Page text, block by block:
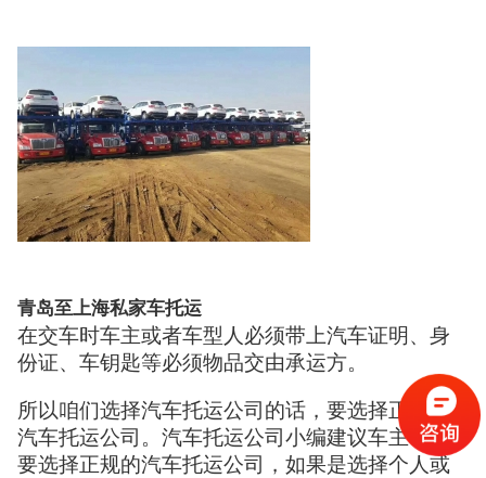
青岛至上海私家车托运
在交车时车主或者车型人必须带上汽车证明、身
份证、车钥匙等必须物品交由承运方。
所以咱们选择汽车托运公司的话，要选择正规的
汽车托运公司。汽车托运公司小编建议车主一定
要选择正规的汽车托运公司，如果是选择个人或